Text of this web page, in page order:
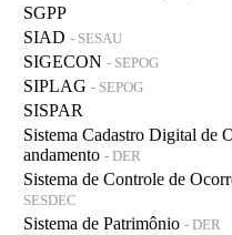
SGPP
SIAD - SESAU
SIGECON - SEPOG
SIPLAG - SEPOG
SISPAR
Sistema Cadastro Digital de
andamento - DER
Sistema de Controle de
SESDEC
Sistema de Patrimônio - DER